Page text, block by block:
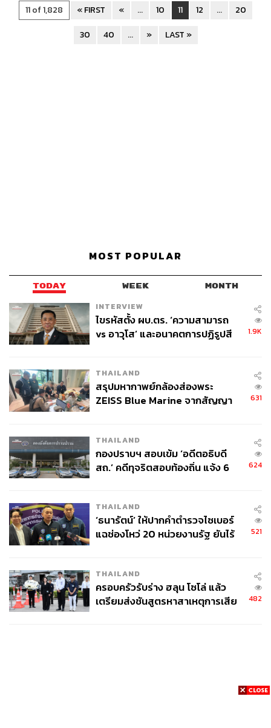
11 of 1,828 « FIRST « ... 10 11 12 ...
20
30
40 ... » LAST »
MOST POPULAR
TODAY WEEK MONTH
INTERVIEW
ไขรหัสตั้ง ผบ.ตร. ‘ความสามารถ
vs อาวุโส’ และอนาคตการปฏิรูปสี
1.9K
THAILAND
สรุปมหากาพย์กล้องส่องพระ
ZEISS Blue Marine จากสัญญา
จ่ายหนี้-แอบระบุแบรนด์
631
THAILAND
กองปราบฯ สอบเข้ม ‘อดีตอธิบดี
สถ.’ คดีทุจริตสอบท้องถิ่น แจ้ง 6
624
THAILAND
‘ธนารัตน์’ ให้ปากคำตำรวจไซเบอร์
แฉช่องโหว่ 20 หน่วยงานรัฐ ยันไร้
521
THAILAND
ครอบครัวรับร่าง ฮลุน โซโล่ แล้ว
เตรียมส่งชันสูตรหาสาเหตุการเสีย
482